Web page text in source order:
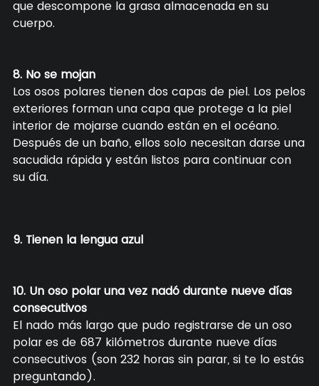
que descompone la grasa almacenada en su
cuerpo.
8. No se mojan
Los osos polares tienen dos capas de piel. Los pelos
exteriores forman una capa que protege a la piel
interior de mojarse cuando están en el océano.
Después de un baño, ellos solo necesitan darse una
sacudida rápida y están listos para continuar con
su día.
9. Tienen la lengua azul
10. Un oso polar una vez nadó durante nueve días
consecutivos
El nado más largo que pudo registrarse de un oso
polar es de 687 kilómetros durante nueve días
consecutivos (son 232 horas sin parar, si te lo estás
preguntando).